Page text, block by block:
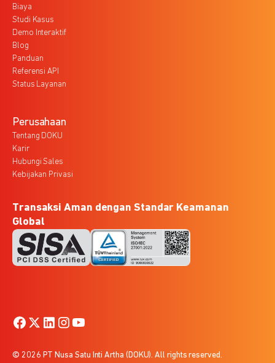
Biaya
Studi Kasus
Demo Interaktif
Blog
Panduan
Referensi API
Status Layanan
Perusahaan
Tentang DOKU
Karir
Hubungi Sales
Kebijakan Privasi
Transaksi Aman dengan Standar Keamanan
Global
© 2026 PT Nusa Satu Inti Artha (DOKU). All rights reserved.